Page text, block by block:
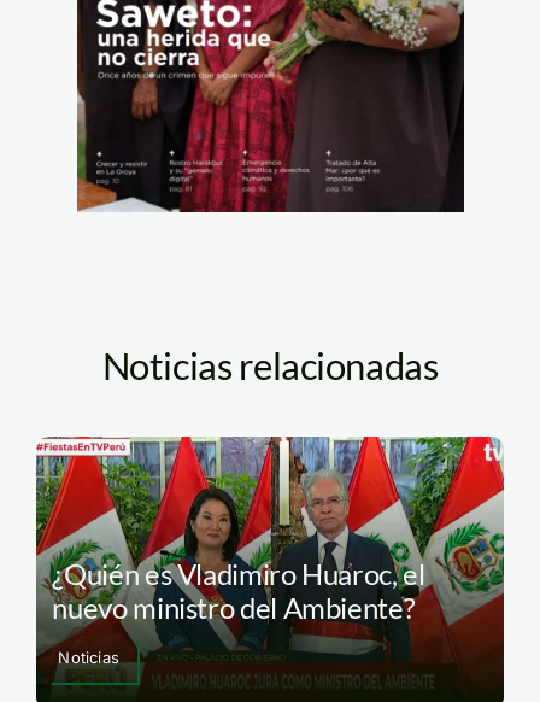
Noticias relacionadas
¿Quién es Vladimiro Huaroc, el
nuevo ministro del Ambiente?
Noticias